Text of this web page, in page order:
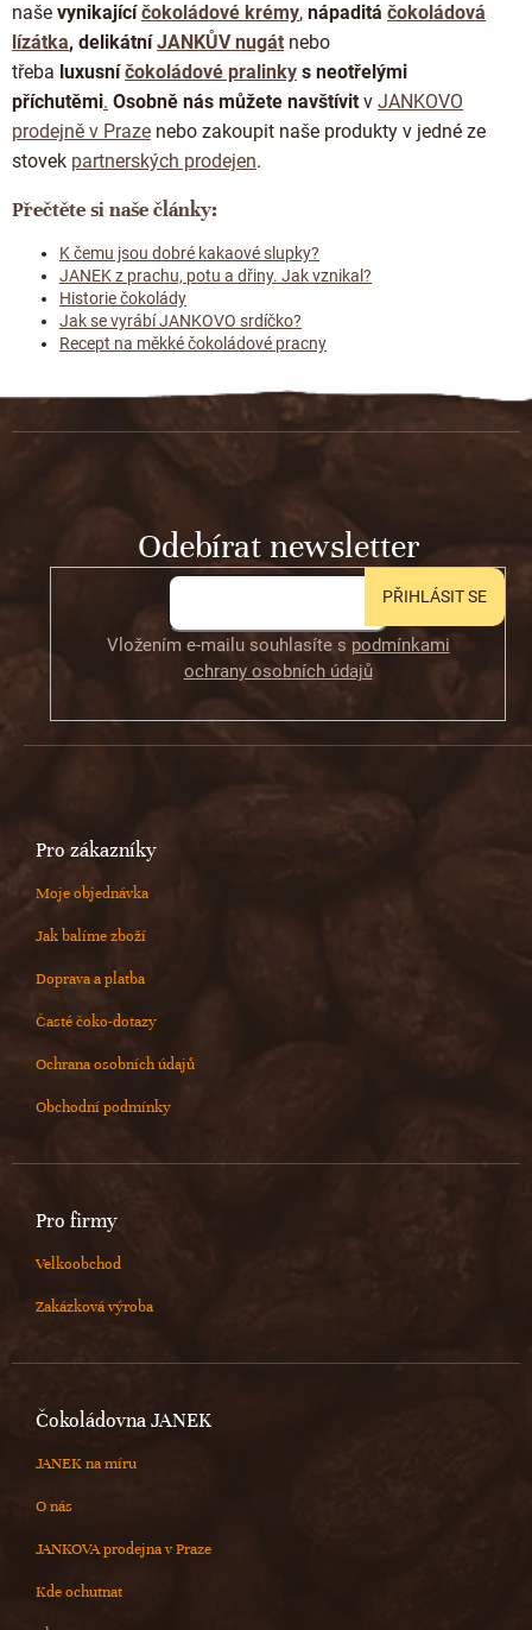
naše vynikajícíčokoládové krémy, nápaditá čokoládová
lízátka, delikátníJANKŮV nugát nebo
třeba luxusní čokoládové pralinky s neotřelými
příchutěmi. Osobně nás můžete navštívit v JANKOVO
prodejně v Praze nebo zakoupit naše produkty v jedné ze
stovek partnerských prodejen.
Přečtěte si naše články:
K čemu jsou dobré kakaové slupky?
JANEK z prachu, potu a dřiny. Jak vznikal?
Historie čokolády
Jak se vyrábí JANKOVO srdíčko?
Recept na měkké čokoládové pracny
Z
Odebírat newsletter
Vložením e-mailu souhlasíte s podmínkami
ochrany osobních údajů
PŘIHLÁSIT SE
Pro zákazníky
Moje objednávka
Jak balíme zboží
Doprava a platba
Časté čoko-dotazy
Ochrana osobních údajů
Obchodní podmínky
Pro firmy
Velkoobchod
Zakázková výroba
Čokoládovna JANEK
JANEK na míru
O nás
JANKOVA prodejna v Praze
Kde ochutnat